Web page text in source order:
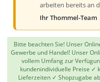
arbeiten bereits an
Ihr Thommel-Team
Bitte beachten Sie! Unser
Gewerbe und Handel! Unser
vollem Umfang zur
kundenindividuelle Preise ✓
Lieferzeiten ✓ Shopzugabe